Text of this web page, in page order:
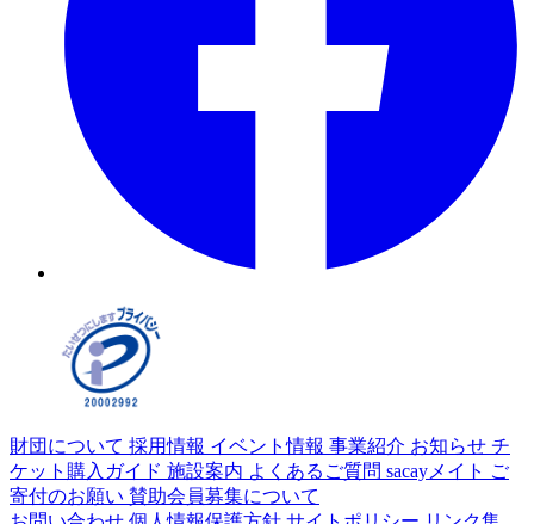
財団について 採用情報 イベント情報 事業紹介 お知らせ チ
ケット購入ガイド 施設案内 よくあるご質問 sacayメイト ご
寄付のお願い 賛助会員募集について